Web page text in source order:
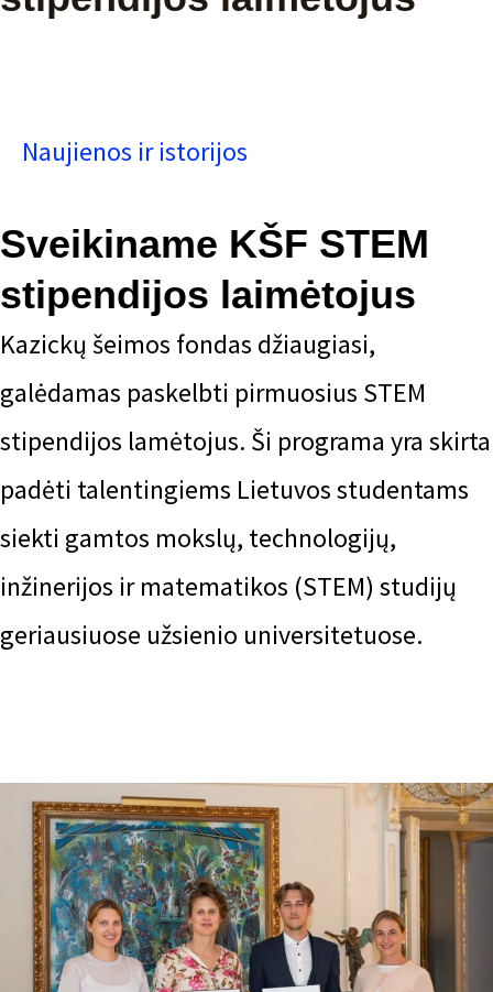
Naujienos ir istorijos
Sveikiname KŠF STEM
stipendijos laimėtojus
Kazickų šeimos fondas džiaugiasi,
galėdamas paskelbti pirmuosius STEM
stipendijos lamėtojus. Ši programa yra skirta
padėti talentingiems Lietuvos studentams
siekti gamtos mokslų, technologijų,
inžinerijos ir matematikos (STEM) studijų
geriausiuose užsienio universitetuose.